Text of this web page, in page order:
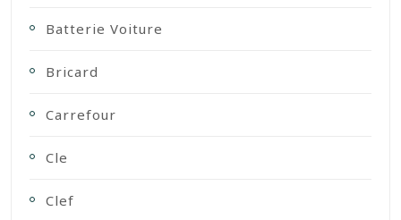
Batterie Voiture
Bricard
Carrefour
Cle
Clef